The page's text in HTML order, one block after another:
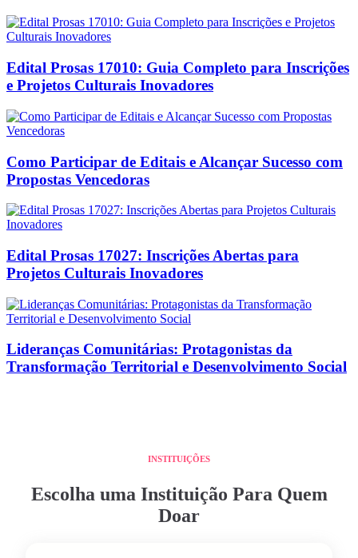
Edital Prosas 17010: Guia Completo para Inscrições
e Projetos Culturais Inovadores
Como Participar de Editais e Alcançar Sucesso com
Propostas Vencedoras
Edital Prosas 17027: Inscrições Abertas para
Projetos Culturais Inovadores
Lideranças Comunitárias: Protagonistas da
Transformação Territorial e Desenvolvimento Social
INSTITUIÇÕES
Escolha uma Instituição Para Quem
Doar